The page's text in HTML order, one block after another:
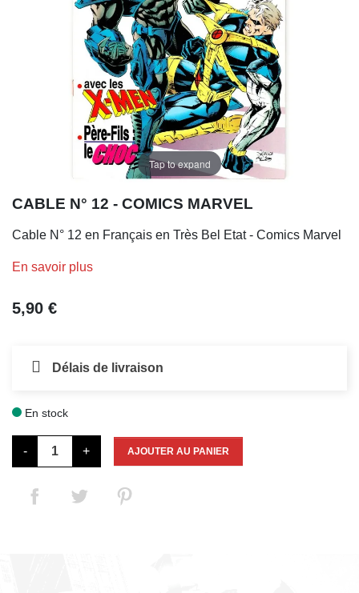
Tap to expand
CABLE N° 12 - COMICS MARVEL
Cable N° 12 en Français en Très Bel Etat - Comics Marvel
En savoir plus
5,90 €
Délais de livraison
En stock
- + AJOUTER AU PANIER